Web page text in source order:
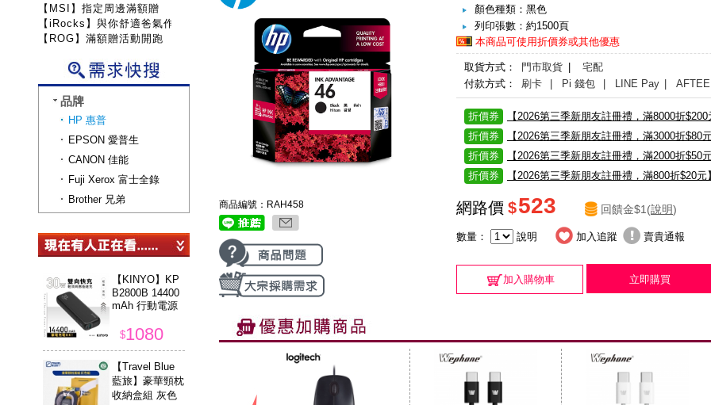
商品編號：RAH458
顏色種類：黑色
列印張數：約1500頁
本商品可使用折價券或其他優惠
取貨方式： 門市取貨
宅配
付款方式：
刷卡 | Pi 錢包 | LINE Pay | AFTEE
折價券
【2026第三季新朋友註冊禮，滿8000折$200
折價券
【2026第三季新朋友註冊禮，滿3000折$80
折價券
【2026第三季新朋友註冊禮，滿2000折$50
折價券
【2026第三季新朋友註冊禮，滿800折$20元
網路價 $523 回饋金$1(說明)
數量： 說明 加入追蹤 賣貴通報
加入購物車 立即購買
【MSI】指定周邊滿額贈
【iRocks】與你舒適爸氣作戰!
【ROG】滿額贈活動開跑
品牌
HP 惠普
EPSON 愛普生
CANON 佳能
Fuji Xerox 富士全錄
Brother 兄弟
【KINYO】KP
B2800B 14400
mAh 行動電源
$1080
【Travel Blue
藍旅】豪華頸枕
收納盒組 灰色